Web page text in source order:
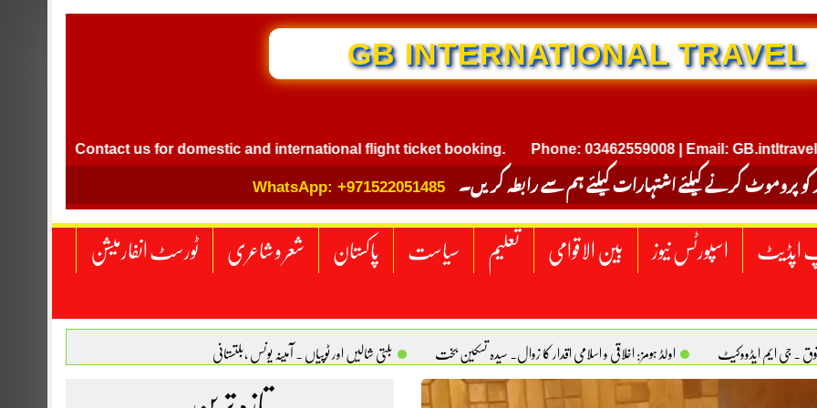
GB INTERNATIONAL TRAVEL
Contact us for domestic and international flight ticket booking. Phone: 03462559008 | Email:
کو پروموٹ کرنے کیلئے اشتہارات کیلئے ہم سے رابطہ کریں۔ WhatsApp: +971522051485
اپڈیٹ اسپورٹس نیوز بین الاقوامی تعلیم سیاست پاکستان شعر و شاعری ٹورسٹ انفارمیشن
. جی ایم ایڈووکیٹ اولڈ ہومز: اخلاقی و اسلامی اقدار کا زوال. سیدہ تسکین بخت بلتی شالیں اور ٹوپیاں . آمینہ یونس ،بلتستانی
امریکا یومِ استحصالِ کشمیر انجینیئر علی رضوان چوہدری